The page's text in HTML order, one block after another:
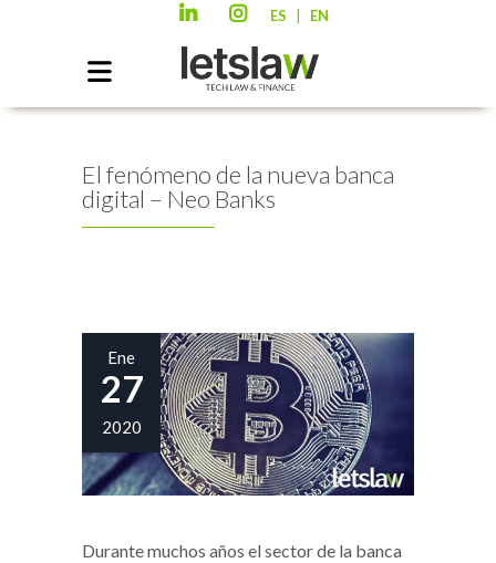
ES EN
El fenómeno de la nueva banca
digital – Neo Banks
Ene
27
2020
Durante muchos años el sector de la banca